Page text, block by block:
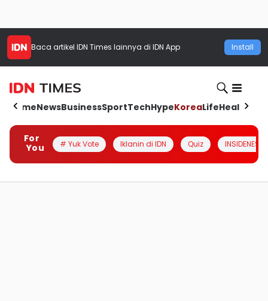
Baca artikel IDN Times lainnya di IDN App Install
HomeNewsBusinessSportTechHypeKoreaLifeHealth
For
You
# Yuk Vote Iklanin di IDN Quiz INSIDENESIA